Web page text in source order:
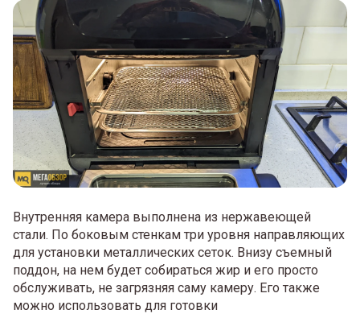
Внутренняя камера выполнена из нержавеющей
стали. По боковым стенкам три уровня направляющих
для установки металлических сеток. Внизу съемный
поддон, на нем будет собираться жир и его просто
обслуживать, не загрязняя саму камеру. Его также
можно использовать для готовки